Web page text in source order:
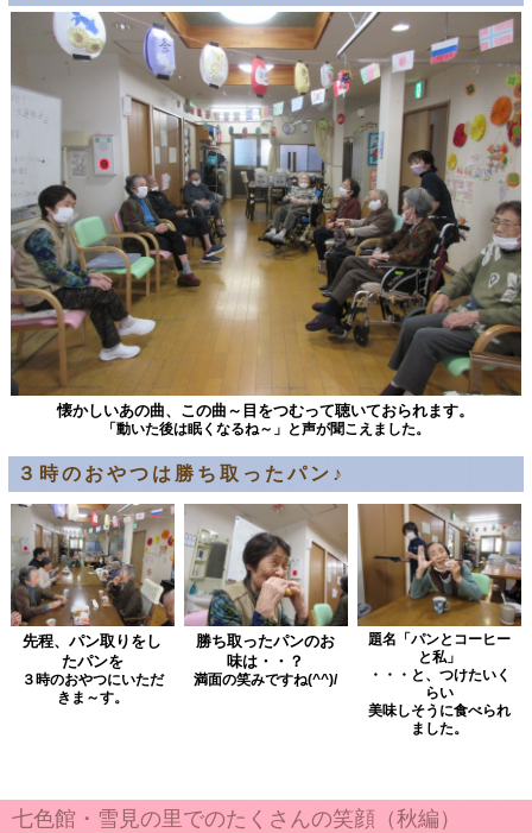
懐かしいあの曲、この曲～目をつむって聴いておられます。
「動いた後は眠くなるね～」と声が聞こえました。
３時のおやつは勝ち取ったパン♪
先程、パン取りをし
たパンを
３時のおやつにいただ
きま～す。
勝ち取ったパンのお
味は・・？
満面の笑みですね(^^)/
題名「パンとコーヒー
と私」
・・・と、つけたいく
らい
美味しそうに食べられ
ました。
七色館・雪見の里でのたくさんの笑顔（秋編）